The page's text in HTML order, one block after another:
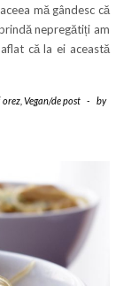
mă gândesc că
nepregătiți am
că la ei această
orez Vegan/de post -
by